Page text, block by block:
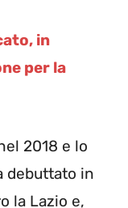
in
per la
2018 e lo
debuttato in
la Lazio e,